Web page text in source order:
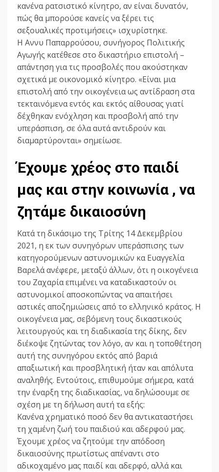
κανένα ρατσιστικό κίνητρο, αν είναι δυνατόν,
πώς θα μπορούσε κανείς να ξέρει τις
σεξουαλικές προτιμήσεις» ισχυρίστηκε.
Η Αννυ Παπαρρούσου, συνήγορος Πολιτικής
Αγωγής κατέθεσε στο δικαστήριο επιστολή –
απάντηση για τις προσβολές που ακούστηκαν
σχετικά με οικονομικό κίνητρο. «Είναι μια
επιστολή από την οικογένεια ως αντίδραση στα
τεκταινόμενα εντός και εκτός αίθουσας γιατί
δέχθηκαν ενόχληση και προσβολή από την
υπεράσπιση, σε όλα αυτά αντιδρούν και
διαμαρτύρονται» σημείωσε.
Έχουμε χρέος στο παιδί
μας και στην κοινωνία , να
ζητάμε δικαιοσύνη
Κατά τη δικάσιμο της Τρίτης 14 Δεκεμβρίου
2021, η εκ των συνηγόρων υπεράσπισης των
κατηγορούμενων αστυνομικών κα Ευαγγελία
Βαρελά ανέφερε, μεταξύ άλλων, ότι η οικογένεια
του Ζαχαρία επιμένει να καταδικαστούν οι
αστυνομικοί αποσκοπώντας να απαιτήσει
αστικές αποζημιώσεις από το ελληνικό κράτος. Η
οικογένεια μας, σεβόμενη τους δικαστικούς
λειτουργούς και τη διαδικασία της δίκης, δεν
διέκοψε ζητώντας τον λόγο, αν και η τοποθέτηση
αυτή της συνηγόρου εκτός από βαριά
απαξιωτική και προσβλητική ήταν και απόλυτα
αναληθής. Εντούτοις, επιθυμούμε σήμερα, κατά
την έναρξη της διαδικασίας, να δηλώσουμε σε
σχέση με τη δήλωση αυτή τα εξής:
Κανένα χρηματικό ποσό δεν θα αντικαταστήσει
τη χαμένη ζωή του παιδιού και αδερφού μας.
Έχουμε χρέος να ζητούμε την απόδοση
δικαιοσύνης πρωτίστως απέναντι στο
αδικοχαμένο μας παιδί και αδερφό, αλλά και